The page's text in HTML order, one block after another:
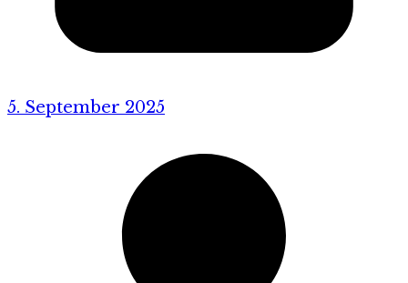
5. September 2025